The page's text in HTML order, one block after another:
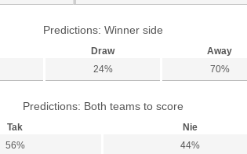
Predictions: Winner side
Draw
Away
24% 70%
Predictions: Both teams to score
Tak
Nie
56%
44%